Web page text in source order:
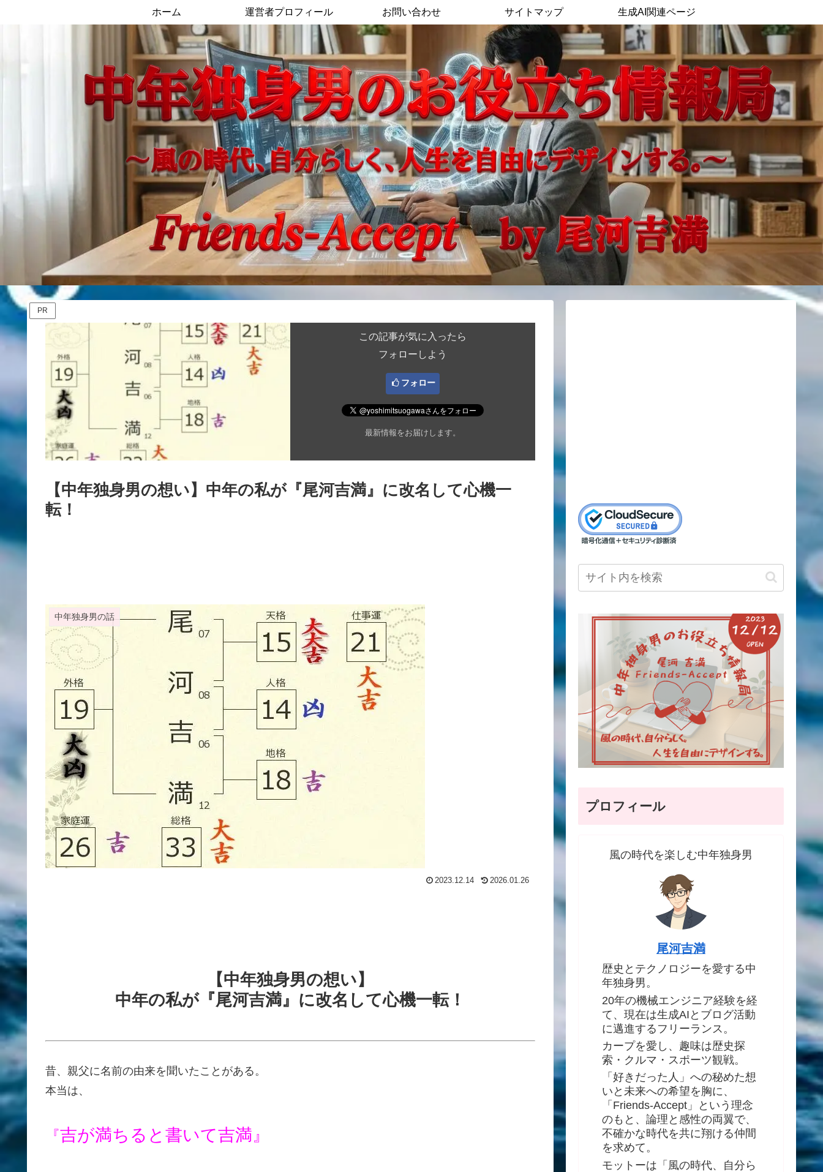
ホーム 運営者プロフィール お問い合わせ サイトマップ 生成AI関連ページ
PR
この記事が気に入ったら
フォローしよう
フォロー
最新情報をお届けします。
【中年独身男の想い】中年の私が『尾河吉満』に改名して心機一
転！
中年独身男の話
2023.12.14 2026.01.26
【中年独身男の想い】
中年の私が『尾河吉満』に改名して心機一転！
昔、親父に名前の由来を聞いたことがある。
本当は、
『吉が満ちると書いて吉満』
プロフィール
風の時代を楽しむ中年独身男
尾河吉満
歴史とテクノロジーを愛する中
年独身男。
20年の機械エンジニア経験を経
て、現在は生成AIとブログ活動
に邁進するフリーランス。
カープを愛し、趣味は歴史探
索・クルマ・スポーツ観戦。
「好きだった人」への秘めた想
いと未来への希望を胸に、
「Friends-Accept」という理念
のもと、論理と感性の両翼で、
不確かな時代を共に翔ける仲間
を求めて。
モットーは「風の時代、自分ら